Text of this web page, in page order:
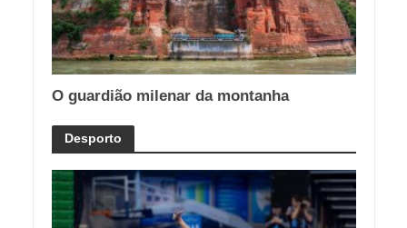
O guardião milenar da montanha
Desporto